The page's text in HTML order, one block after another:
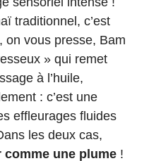
traditionnel, c’est
on vous presse, Bam
» qui remet
à l’huile,
: c’est une
effleurages fluides
les deux cas,
comme une plume !